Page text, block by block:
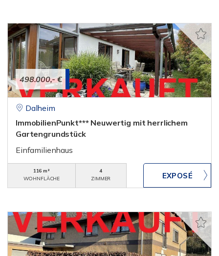
498.000,- €
Dalheim
ImmobilienPunkt*** Neuwertig mit herrlichem
Gartengrundstück
Einfamilienhaus
116 m²
WOHNFLÄCHE
4
ZIMMER